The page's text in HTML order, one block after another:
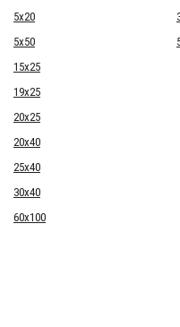
5x20
5x50
15x25
19x25
20x25
20x40
25x40
30x40
60x100